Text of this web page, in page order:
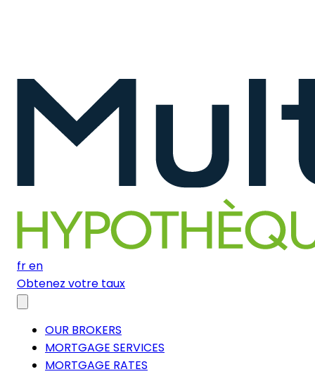
fren
Obtenez votre taux
OUR BROKERS
MORTGAGE SERVICES
MORTGAGE RATES